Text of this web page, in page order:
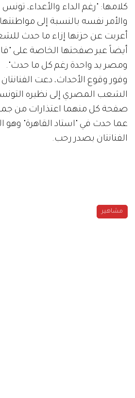
كلامها: "رغم الداء والأعداء،
والأمر نفسه بالنسبة إلى
أعربت عن حزنها إزاء ما حدث
أيضاً عبر صفحتها الخاصة على
ومصر يد واحدة رغم كل ما حدث".
وفور وقوع الأحداث، دعت
الشعب المصري إلى نظيره
صفحة كل منهما اعتذارات من
عما حدث في "استاد القاهرة" وهو
الفنانتان بصدر رحب.
مشاهير